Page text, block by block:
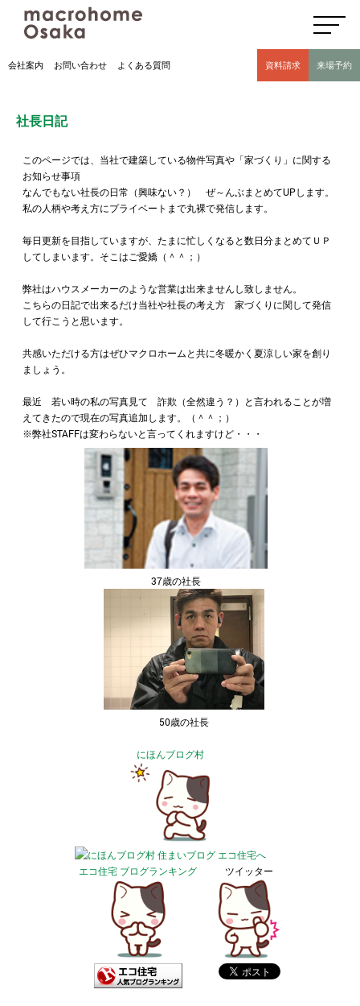
高気密高断熱住宅のマクロホーム大阪の社長日記(豊中市 モデルハウス有)
会社案内 お問い合わせ よくある質問 資料請求 来場予約
社長日記
このページでは、当社で建築している物件写真や「家づくり」に関する
お知らせ事項
なんでもない社長の日常（興味ない？） ぜ～んぶまとめてUPします。
私の人柄や考え方にプライベートまで丸裸で発信します。
毎日更新を目指していますが、たまに忙しくなると数日分まとめてＵＰ
してしまいます。そこはご愛嬌（＾＾；）
弊社はハウスメーカーのような営業は出来ませんし致しません。
こちらの日記で出来るだけ当社や社長の考え方 家づくりに関して発信
して行こうと思います。
共感いただける方はぜひマクロホームと共に冬暖かく夏涼しい家を創り
ましょう。
最近 若い時の私の写真見て 詐欺（全然違う？）と言われることが増
えてきたので現在の写真追加します。（＾＾；）
※弊社STAFFは変わらないと言ってくれますけど・・・
37歳の社長
50歳の社長
にほんブログ村
エコ住宅 ブログランキング ツイッター